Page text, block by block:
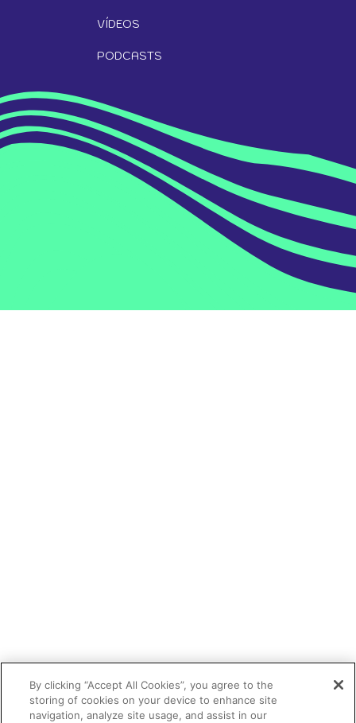
VÍDEOS
PODCASTS
By clicking “Accept All Cookies”, you agree to the
storing of cookies on your device to enhance site
navigation, analyze site usage, and assist in our